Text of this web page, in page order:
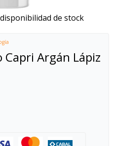
de stock
Capri Argán Lápiz